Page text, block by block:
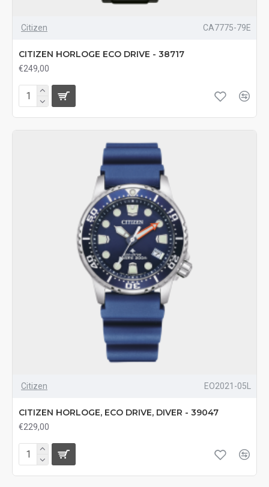
Citizen CA7775-79E
CITIZEN HORLOGE ECO DRIVE - 38717
€249,00
Citizen EO2021-05L
CITIZEN HORLOGE, ECO DRIVE, DIVER - 39047
€229,00